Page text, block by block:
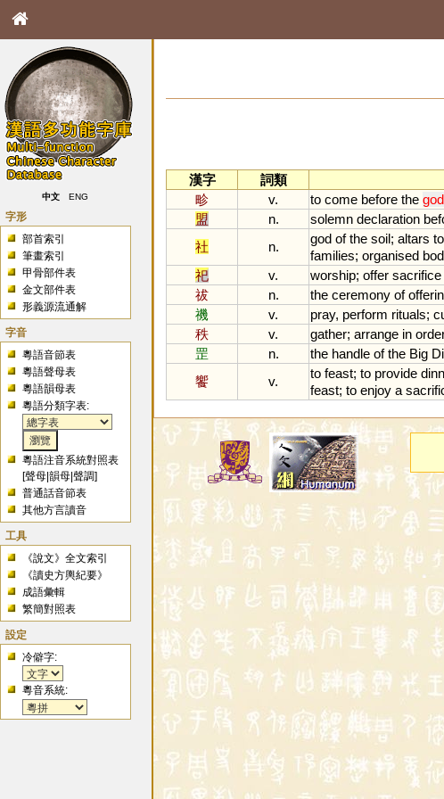
中文 ENG
字形
部首索引
筆畫索引
甲骨部件表
金文部件表
形義源流通解
字音
粵語音節表
粵語聲母表
粵語韻母表
粵語分類字表:
粵語注音系統對照表
[聲母 |韻母 |聲調]
普通話音節表
其他方言讀音
工具
《說文》全文索引
《讀史方輿紀要》
成語彙輯
繁簡對照表
設定
冷僻字:
粵音系統:
漢字
詞類
畛
v. to come before the
盟
n. solemn declaration
社
n.
god of the soil; altars to
families; organised
祀
v. worship; offer sacrifice
祓
n. the ceremony of
禨
v. pray, perform rituals;
秩
v. gather; arrange in
罡
n. the handle of the Big
饗
v.
to feast; to provide
feast; to enjoy a